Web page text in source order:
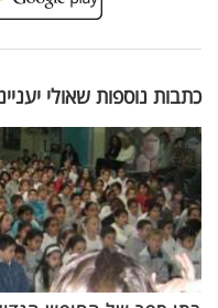
כתבות נוספות שאולי